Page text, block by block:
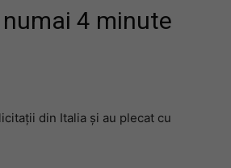
4 minute
din Italia și au plecat cu